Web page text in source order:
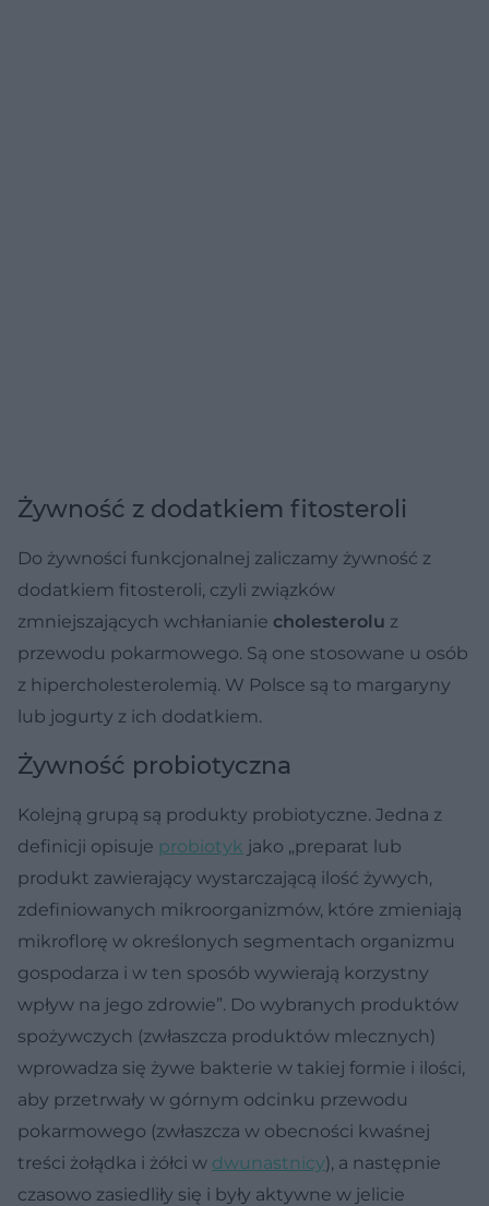
Żywność z dodatkiem fitosteroli
Do żywności funkcjonalnej zaliczamy żywność z
dodatkiem fitosteroli, czyli związków
zmniejszających wchłanianie cholesterolu z
przewodu pokarmowego. Są one stosowane u osób
z hipercholesterolemią. W Polsce są to margaryny
lub jogurty z ich dodatkiem.
Żywność probiotyczna
Kolejną grupą są produkty probiotyczne. Jedna z
definicji opisuje probiotyk jako „preparat lub
produkt zawierający wystarczającą ilość żywych,
zdefiniowanych mikroorganizmów, które zmieniają
mikroflorę w określonych segmentach organizmu
gospodarza i w ten sposób wywierają korzystny
wpływ na jego zdrowie”. Do wybranych produktów
spożywczych (zwłaszcza produktów mlecznych)
wprowadza się żywe bakterie w takiej formie i ilości,
aby przetrwały w górnym odcinku przewodu
pokarmowego (zwłaszcza w obecności kwaśnej
treści żołądka i żółci w dwunastnicy), a następnie
czasowo zasiedliły się i były aktywne w jelicie